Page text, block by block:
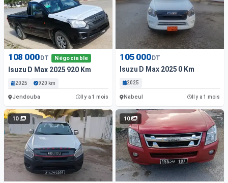
108 000DT Négociable
Isuzu D Max 2025 920 Km
2025 920 km
Jendouba Il y a 1 mois
105 000DT
Isuzu D Max 2025 0 Km
2025
Nabeul Il y a 1 mois
10 10